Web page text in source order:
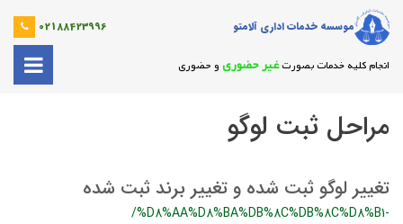
موسسه خدمات اداری آلامتو 02188423996
انجام کلیه خدمات بصورتغیر حضوری و حضوری
مراحل ثبت لوگو
تغییر لوگو ثبت شده و تغییر برند ثبت شده
/%D8%AA%D8%BA%DB%8C%DB%8C%D8%B1-